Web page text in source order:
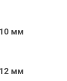
мм
мм